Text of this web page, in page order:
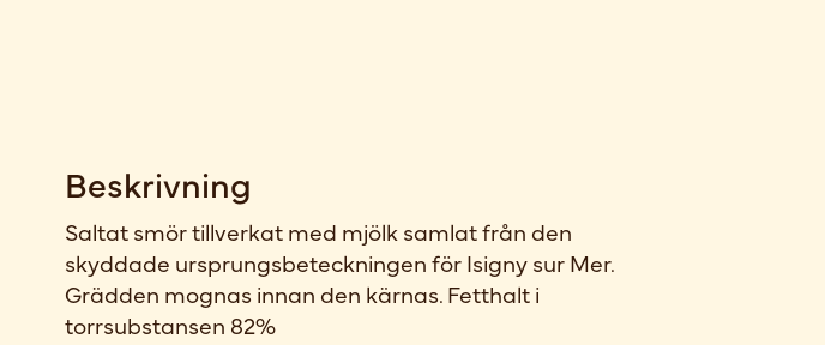
Beskrivning
Saltat smör tillverkat med mjölk samlat från den
skyddade ursprungsbeteckningen för Isigny sur Mer.
Grädden mognas innan den kärnas. Fetthalt i
torrsubstansen 82%